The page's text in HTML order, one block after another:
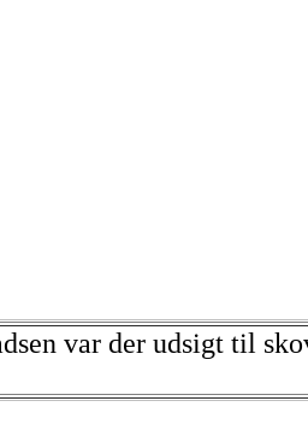
var der udsigt til